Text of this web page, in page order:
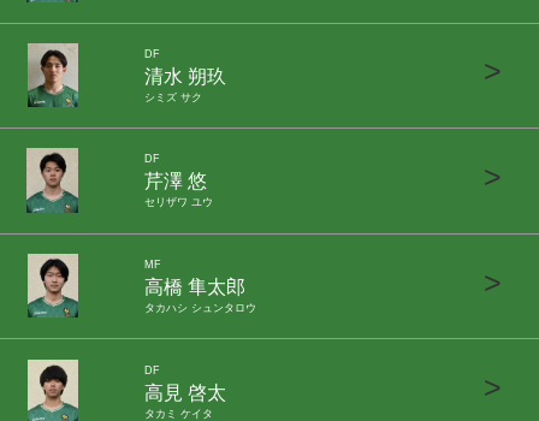
DF
清水 朔玖
シミズ サク
>
DF
芹澤 悠
セリザワ ユウ
>
MF
高橋 隼太郎
タカハシ シュンタロウ
>
DF
高見 啓太
タカミ ケイタ
>